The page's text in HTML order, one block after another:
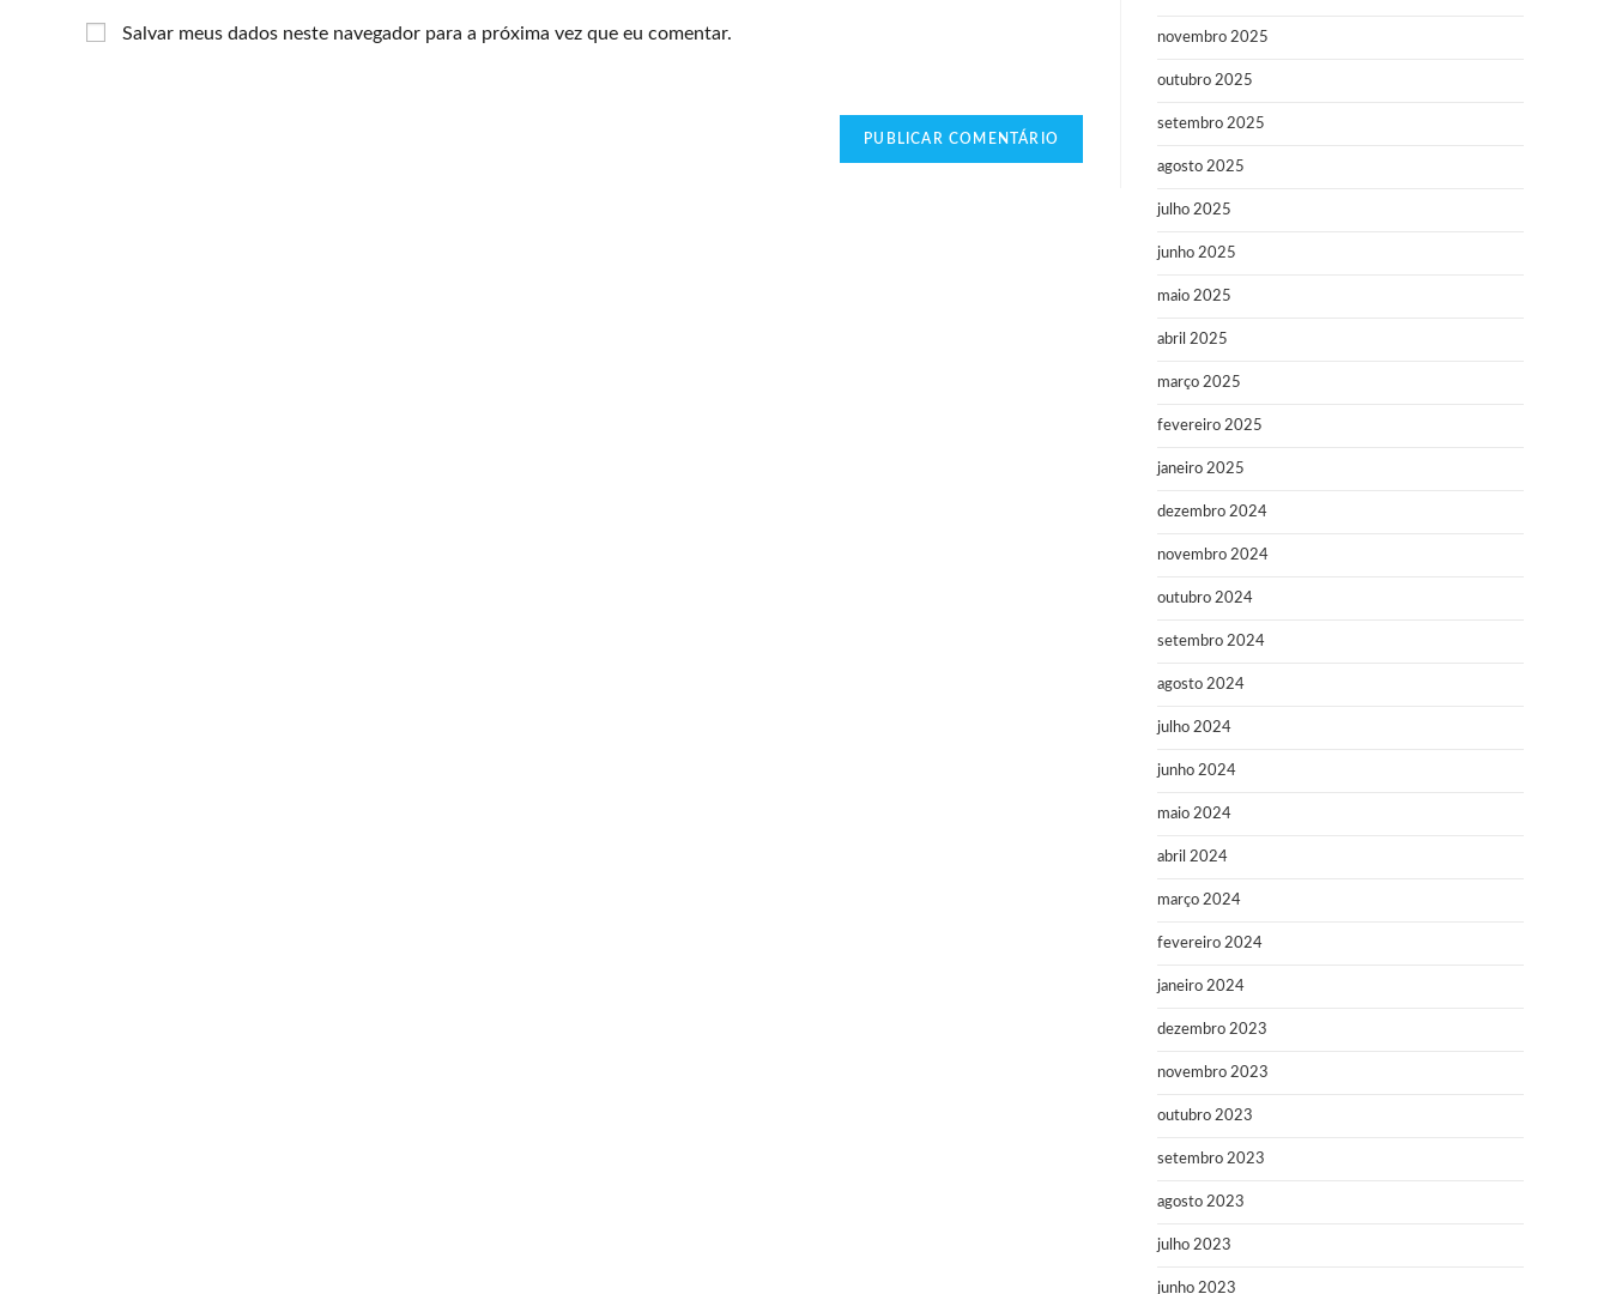
Salvar meus dados neste navegador para a próxima vez que eu comentar. novembro 2025
outubro 2025
setembro 2025
agosto 2025
julho 2025
junho 2025
maio 2025
abril 2025
março 2025
fevereiro 2025
janeiro 2025
dezembro 2024
novembro 2024
outubro 2024
setembro 2024
agosto 2024
julho 2024
junho 2024
maio 2024
abril 2024
março 2024
fevereiro 2024
janeiro 2024
dezembro 2023
novembro 2023
outubro 2023
setembro 2023
agosto 2023
julho 2023
junho 2023